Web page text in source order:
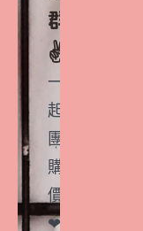
群
✌️
一
起
團
購
價
❤